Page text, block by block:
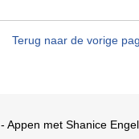
Terug naar de vorige
- Appen met Shanice Engel over OONA/